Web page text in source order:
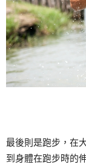
最後則是跑步，在
到身體在跑步時的